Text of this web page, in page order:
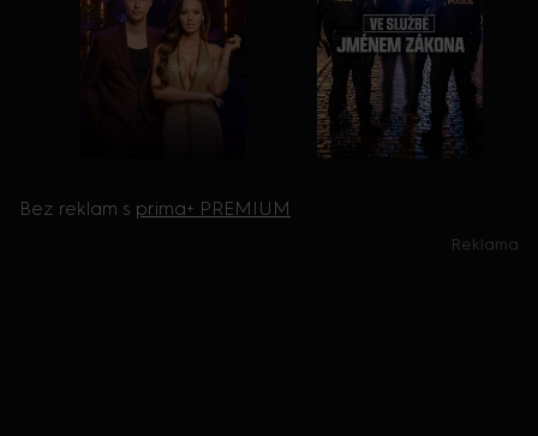
Bez reklam s prima+ PREMIUM
Reklama